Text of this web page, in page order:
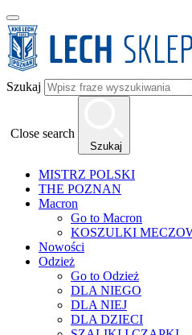
Szukaj
Close search
Szukaj
MISTRZ POLSKI
THE POZNAN
Macron
Go to Macron
KOSZULKI
Nowości
Odzież
Go to Odzież
DLA NIEGO
DLA NIEJ
DLA DZIECI